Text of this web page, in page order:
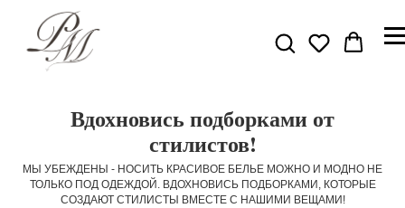
Вдохновись подборками от
стилистов!
МЫ УБЕЖДЕНЫ - НОСИТЬ КРАСИВОЕ БЕЛЬЕ МОЖНО И МОДНО НЕ
ТОЛЬКО ПОД ОДЕЖДОЙ. ВДОХНОВИСЬ ПОДБОРКАМИ, КОТОРЫЕ
СОЗДАЮТ СТИЛИСТЫ ВМЕСТЕ С НАШИМИ ВЕЩАМИ!